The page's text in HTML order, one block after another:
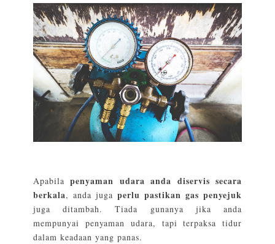
Apabilapenyaman udara anda diservis secara
berkala, anda jugaperlu pastikan gas penyejuk
juga ditambah. Tiada gunanya jika anda
mempunyai penyaman udara, tapi terpaksa tidur
dalam keadaan yang panas.